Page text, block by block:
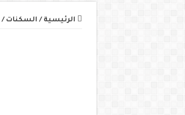
الرئيسية / السكنات /